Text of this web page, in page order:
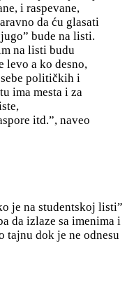
i raspevane,
da ću glasati
bude na listi.
na listi budu
levo a ko desno,
političkih i
ima mesta i za
itd.”, naveo
je na studentskoj listi”
da izlaze sa imenima i
tajnu dok je ne odnesu